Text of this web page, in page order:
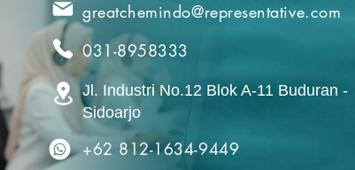
greatchemindo@representative.com
031-8958333
Jl. Industri No.12 Blok A-11 Buduran -
Sidoarjo
+62 812-1634-9449